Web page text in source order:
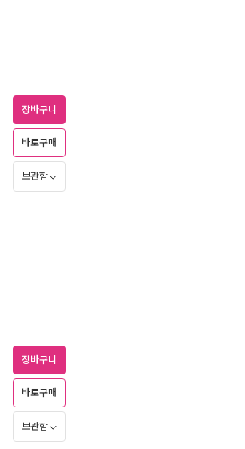
장바구니
바로구매
보관함
장바구니
바로구매
보관함